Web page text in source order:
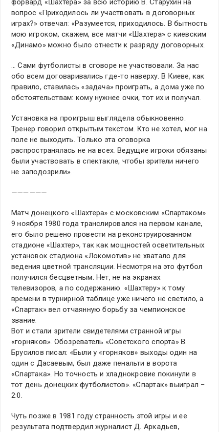
форвард «Шахтера» за всю историю В. Старухин на
вопрос «Приходилось ли участвовать в договорных
играх?» отвечал: «Разумеется, приходилось. В бытность
мою игроком, скажем, все матчи «Шахтера» с киевским
«Динамо» можно было отнести к разряду договорных.
… Сами футболисты в сговоре не участвовали. За нас
обо всем договаривались где-то наверху. В Киеве, как
правило, ставилась «задача» проиграть, а дома уже по
обстоятельствам: кому нужнее очки, тот их и получал.
Установка на проигрыш выглядела обыкновенно.
Тренер говорил открытым текстом. Кто не хотел, мог на
поле не выходить. Только эта оговорка
распространялась не на всех. Ведущие игроки обязаны
были участвовать в спектакле, чтобы зрители ничего
не заподозрили».
——————
Матч донецкого «Шахтера» с московским «Спартаком»
9 ноября 1980 года транслировался на первом канале,
его было решено провести на реконструированном
стадионе «Шахтер», так как мощностей осветительных
установок стадиона «Локомотив» не хватало для
ведения цветной трансляции. Несмотря на это футбол
получился бесцветным. Нет, не на экранах
телевизоров, а по содержанию. «Шахтеру» к тому
времени в турнирной таблице уже ничего не светило, а
«Спартак» вел отчаянную борьбу за чемпионское
звание.
Вот и стали зрители свидетелями странной игры
«горняков». Обозреватель «Советского спорта» В.
Брусилов писал: «Были у «горняков» выходы один на
один с Дасаевым, был даже пенальти в ворота
«Спартака». Но точность и хладнокровие покинули в
тот день донецких футболистов». «Спартак» выиграл –
2:0.
Чуть позже в 1981 году странность этой игры и ее
результата подтвердил журналист Д. Аркадьев,